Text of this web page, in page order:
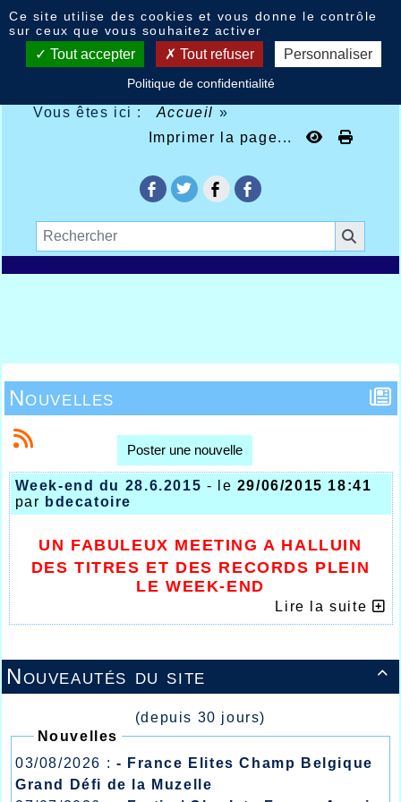
Vous êtes ici : Accueil »
Imprimer la page...

Nouveautés du site
(depuis 30 jours)
Nouvelles
03/08/2026 : - France Elites Champ Belgique
Grand Défi de la Muzelle
Nouvelles
Poster une nouvelle
Week-end du 28.6.2015 - le 29/06/2015 18:41
par bdecatoire
UN FABULEUX MEETING A HALLUIN
DES TITRES ET DES RECORDS PLEIN
LE WEEK-END
Lire la suite
Ce site utilise des cookies et vous donne le contrôle
sur ceux que vous souhaitez activer
Tout accepter Tout refuser Personnaliser
Politique de confidentialité